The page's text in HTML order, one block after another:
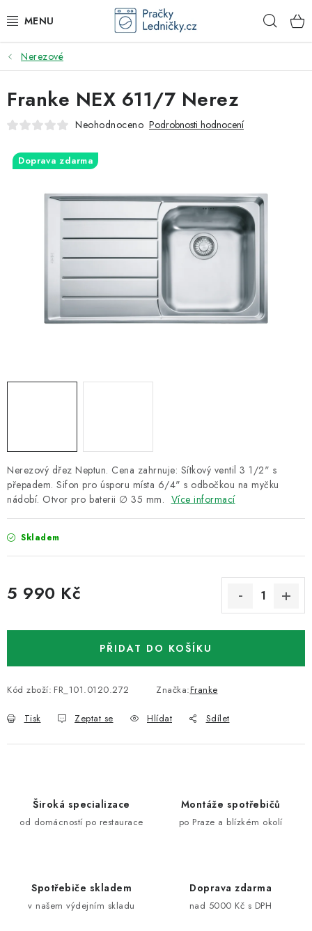
na
DODAVATEL
VESTAVNÉ SPOTŘEBIČE
VOLNĚ STOJÍCÍ SPOTŘEBIČE
DŘEZY A BATERIE
ODSAVAČE PAR
DRTIČE ODPADU
Nerezové
Nerezový dřez Neptun. Cena zahrnuje: Sítkový ventil 3 1/2" s
přepadem. Sifon pro úsporu místa 6/4" s odbočkou na myčku
nádobí. Otvor pro baterii ∅ 35 mm. Více informací
Skladem
5 990 Kč
PŘIDAT DO KOŠÍKU
Kód zboží: FR_101.0120.272 Značka:Franke
Tisk Zeptat se Hlídat Sdílet
Franke NEX 611/7 Nerez
Neohodnoceno Podrobnosti hodnocení
Doprava zdarma
Široká specializace
od domácností po restaurace
Montáže spotřebičů
po Praze a blízkém okolí
Spotřebiče skladem
v našem výdejním skladu
Doprava zdarma
nad 5000 Kč s DPH